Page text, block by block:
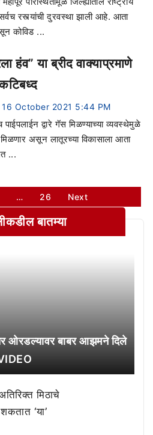
सर्वच रस्त्यांची दुरवस्था झाली आहे. आता
कोविड ...
या ब्रीद वाक्याप्रमाणे
16 October 2021 5:44 PM
द्वारे गॅस मिळण्याच्या व्यवस्थेमुळे
मिळणार असून लातूरच्या विकासाला आता
...
… 26 Next
बातम्या
ओरडल्यावर बाबर आझमने दिले
मिठाचे
‘या’